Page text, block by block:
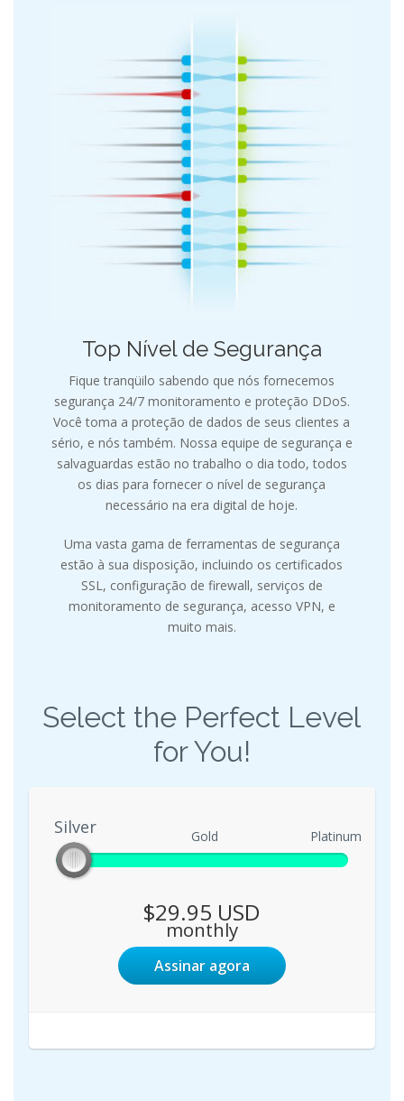
Top Nível de Segurança
Fique tranqüilo sabendo que nós fornecemos
segurança 24/7 monitoramento e proteção DDoS.
Você toma a proteção de dados de seus clientes a
sério, e nós também. Nossa equipe de segurança e
salvaguardas estão no trabalho o dia todo, todos
os dias para fornecer o nível de segurança
necessário na era digital de hoje.
Uma vasta gama de ferramentas de segurança
estão à sua disposição, incluindo os certificados
SSL, configuração de firewall, serviços de
monitoramento de segurança, acesso VPN, e
muito mais.
Select the Perfect Level
for You!
Silver
Silver Gold Platinum
$29.95 USD
monthly
Assinar agora